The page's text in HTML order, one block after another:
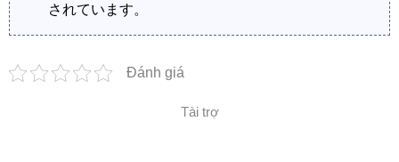
されています。
Đánh giá
Tài trợ